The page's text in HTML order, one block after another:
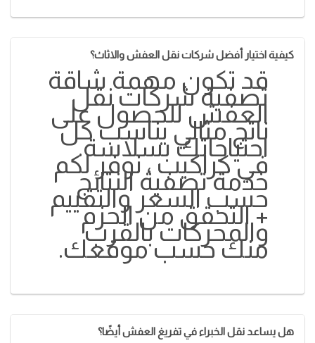
كيفية اختيار أفضل شركات نقل العفش والاثاث؟
قد تكون مهمة شاقة
تصفية شركات نقل
العفش للحصول على
ناتج مثالي يناسب كل
احتياجاتك بسلاسة.
في كراكيب ، نوفر لكم
خدمة تصفية النتائج
حسب السعر والتقييم
+ التحقق من الحزم
والمحركات بالقرب
منك حسب موقعك.
هل يساعد نقل الخبراء في تفريغ العفش أيضًا؟